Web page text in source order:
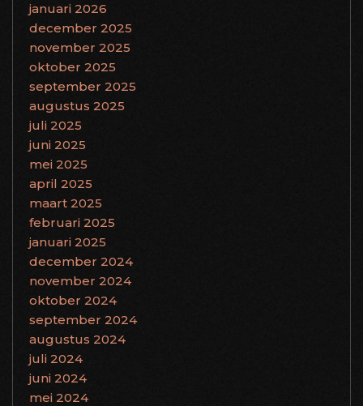
januari 2026
december 2025
november 2025
oktober 2025
september 2025
augustus 2025
juli 2025
juni 2025
mei 2025
april 2025
maart 2025
februari 2025
januari 2025
december 2024
november 2024
oktober 2024
september 2024
augustus 2024
juli 2024
juni 2024
mei 2024